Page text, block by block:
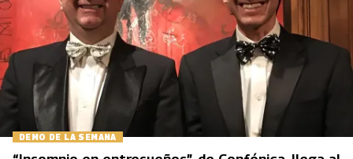
DEMO DE LA SEMANA